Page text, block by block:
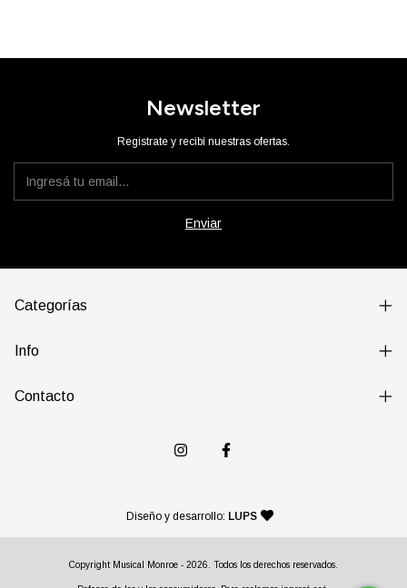
Newsletter
Registrate y recibí nuestras ofertas.
Categorías
Info
Contacto
Diseño y desarrollo: LUPS — agencia de diseño y
Copyright Musical Monroe - 2026. Todos los derechos reservados.